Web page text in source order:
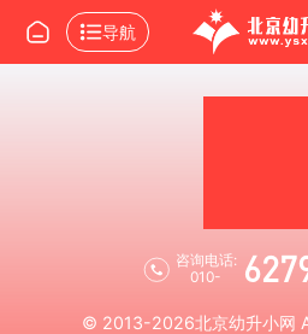
导航
咨询电话:
010-
© 2013-2026北京幼升小网